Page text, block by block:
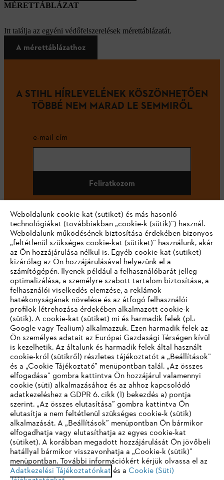
MÉRETTÁBLÁZAT
Itt találja az egyéni védőfelszerelések mérettáblázatát.
A mérettáblázathoz
A STIHL HÍRLEVELÉNEK KÖSZÖNHETŐEN
TÖBBÉ NEM MARAD LE SEMMIRŐL
e-mail cím
Feliratkozom
#STIHL
Vállalat
STIHL GYIK
Szerviz
Adatvédelem Impresszum Cookie tájékoztató
IHR BROWSER WIRD NICHT
UNTERSTÜTZT
Sie nutzen einen Browser, den wir noch nicht unterstützen. Für
eine optimale Nutzung unserer Seite empfehlen wir Ihnen, zu
einem der folgenden Browser zu wechseln:
Weboldalunk cookie-kat (sütiket) és más hasonló
technológiákat (továbbiakban „cookie-k (sütik)”) használ.
Weboldalunk működésének biztosítása érdekében bizonyos
„feltétlenül szükséges cookie-kat (sütiket)” használunk, akár
az Ön hozzájárulása nélkül is. Egyéb cookie-kat (sütiket)
kizárólag az Ön hozzájárulásával helyezünk el a
számítógépén. Ilyenek például a felhasználóbarát jelleg
optimalizálása, a személyre szabott tartalom biztosítása, a
felhasználói viselkedés elemzése, a reklámok
hatékonyságának növelése és az átfogó felhasználói
profilok létrehozása érdekében alkalmazott cookie-k
(sütik). A cookie-kat (sütiket) mi és harmadik felek (pl.:
Google vagy Tealium) alkalmazzuk. Ezen harmadik felek az
Ön személyes adatait az Európai Gazdasági Térségen kívül
is kezelhetik. Az általunk és harmadik felek által használt
cookie-król (sütikről) részletes tájékoztatót a „Beállítások”
és a „Cookie Tájékoztató” menüpontban talál. „Az összes
elfogadása” gombra kattintva Ön hozzájárul valamennyi
cookie (süti) alkalmazásához és az ahhoz kapcsolódó
adatkezeléshez a GDPR 6. cikk (1) bekezdés a) pontja
szerint. „Az összes elutasítása” gombra kattintva Ön
elutasítja a nem feltétlenül szükséges cookie-k (sütik)
alkalmazását. A „Beállítások” menüpontban Ön bármikor
elfogadhatja vagy elutasíthatja az egyes cookie-kat
(sütiket). A korábban megadott hozzájárulását Ön jövőbeli
hatállyal bármikor visszavonhatja a „Cookie-k (sütik)”
menüpontban. További információkért kérjük olvassa el az
Adatkezelési Tájékoztatónkat és a Cookie (Süti)